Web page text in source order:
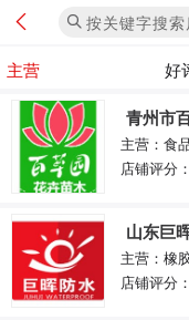
好
青州市
主营：食
店铺评分
山东巨
主营：橡
店铺评分